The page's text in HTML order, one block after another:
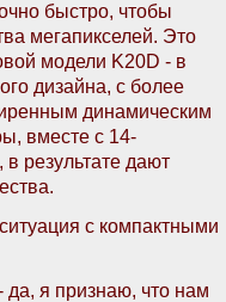
быстро, чтобы
мегапикселей. Это
модели K20D - в
дизайна, с более
динамическим
вместе с 14-
результате дают
с компактными
да, я признаю, что нам